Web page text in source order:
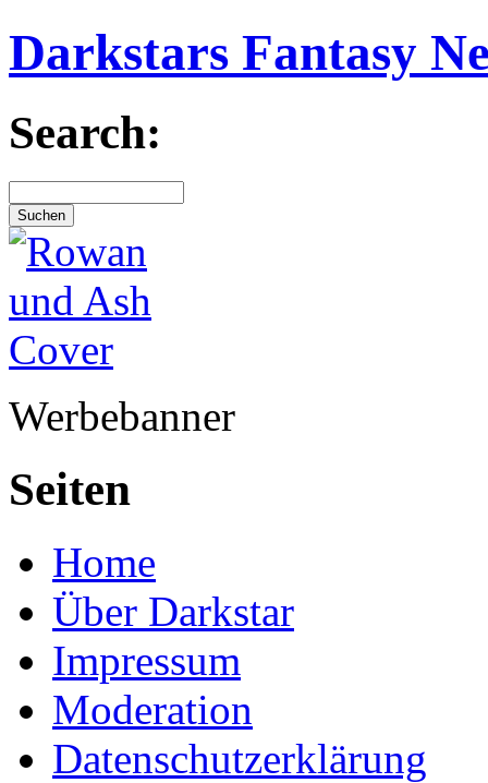
Darkstars Fantasy
Search:
Werbebanner
Seiten
Home
Über Darkstar
Impressum
Moderation
Datenschutzerklärung